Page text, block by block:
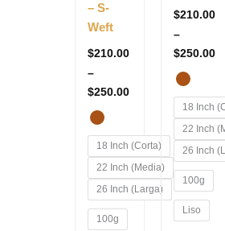
– S-
Weft
$210.00
–
$250.00
18 Inch (Corta)
22 Inch (Media)
26 Inch (Larga)
100g
pueden
producto
$210.00
–
$250.00
18 Inch
22 Inch
26 Inch
100g
Liso
de